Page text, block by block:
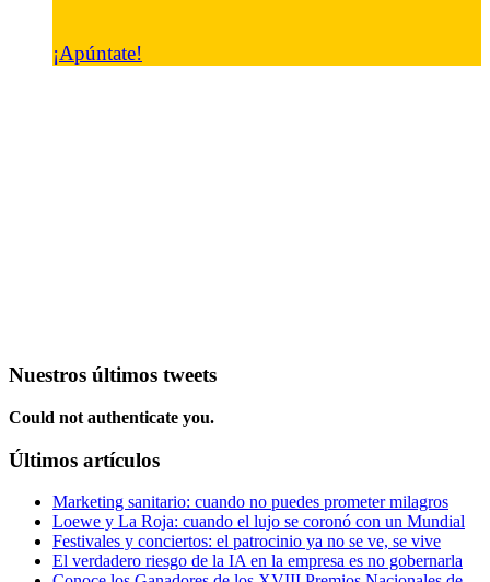
¡Apúntate!
Nuestros últimos tweets
Could not authenticate you.
Últimos artículos
Marketing sanitario: cuando no puedes prometer milagros
Loewe y La Roja: cuando el lujo se coronó con un Mundial
Festivales y conciertos: el patrocinio ya no se ve, se vive
El verdadero riesgo de la IA en la empresa es no gobernarla